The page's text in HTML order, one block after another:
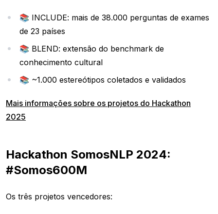
📚 INCLUDE: mais de 38.000 perguntas de exames
de 23 países
📚 BLEND: extensão do benchmark de
conhecimento cultural
📚 ~1.000 estereótipos coletados e validados
Mais informações sobre os projetos do Hackathon
2025
Hackathon SomosNLP 2024:
#Somos600M
Os três projetos vencedores: